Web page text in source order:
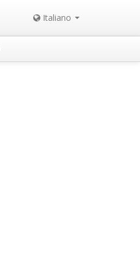
Italiano